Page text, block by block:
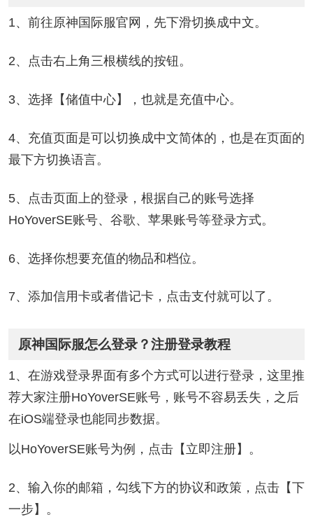
1、前往原神国际服官网，先下滑切换成中文。
2、点击右上角三根横线的按钮。
3、选择【储值中心】，也就是充值中心。
4、充值页面是可以切换成中文简体的，也是在页面的
最下方切换语言。
5、点击页面上的登录，根据自己的账号选择
HoYoverSE账号、谷歌、苹果账号等登录方式。
6、选择你想要充值的物品和档位。
7、添加信用卡或者借记卡，点击支付就可以了。
原神国际服怎么登录？注册登录教程
1、在游戏登录界面有多个方式可以进行登录，这里推
荐大家注册HoYoverSE账号，账号不容易丢失，之后
在iOS端登录也能同步数据。
以HoYoverSE账号为例，点击【立即注册】。
2、输入你的邮箱，勾线下方的协议和政策，点击【下
一步】。